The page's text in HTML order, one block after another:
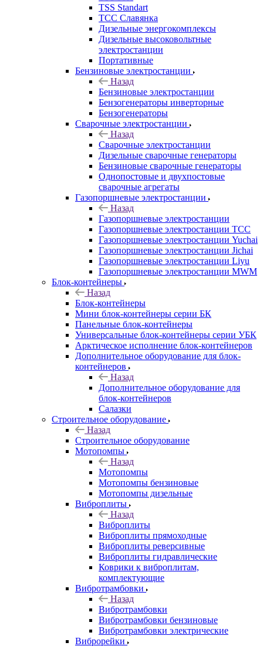
TSS Standart
ТСС Славянка
Дизельные энергокомплексы
Дизельные высоковольтные
электростанции
Портативные
Бензиновые электростанции
Назад
Бензиновые электростанции
Бензогенераторы инверторные
Бензогенераторы
Сварочные электростанции
Назад
Сварочные электростанции
Дизельные сварочные генераторы
Бензиновые сварочные генераторы
Однопостовые и двухпостовые
сварочные агрегаты
Газопоршневые электростанции
Назад
Газопоршневые электростанции
Газопоршневые электростанции ТСС
Газопоршневые электростанции Yuchai
Газопоршневые электростанции Jichai
Газопоршневые электростанции Liyu
Газопоршневые электростанции MWM
Блок-контейнеры
Назад
Блок-контейнеры
Мини блок-контейнеры серии БК
Панельные блок-контейнеры
Универсальные блок-контейнеры серии УБК
Арктическое исполнение блок-контейнеров
Дополнительное оборудование для блок-
контейнеров
Назад
Дополнительное оборудование для
блок-контейнеров
Салазки
Строительное оборудование
Назад
Строительное оборудование
Мотопомпы
Назад
Мотопомпы
Мотопомпы бензиновые
Мотопомпы дизельные
Виброплиты
Назад
Виброплиты
Виброплиты прямоходные
Виброплиты реверсивные
Виброплиты гидравлические
Коврики к виброплитам,
комплектующие
Вибротрамбовки
Назад
Вибротрамбовки
Вибротрамбовки бензиновые
Вибротрамбовки электрические
Виброрейки